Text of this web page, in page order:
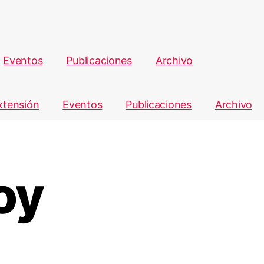
Eventos Publicaciones Archivo
Eventos Publicaciones Archivo